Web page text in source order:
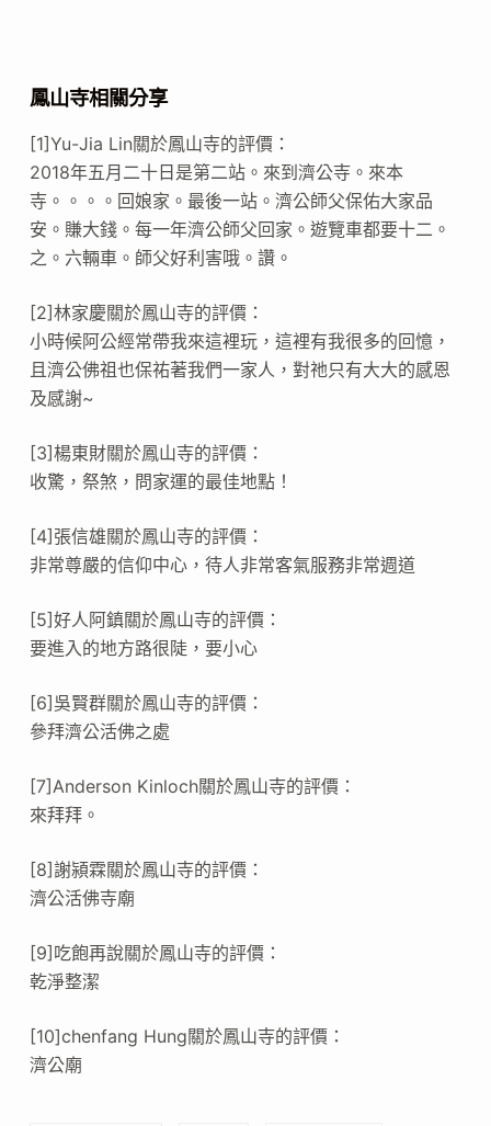
鳳山寺相關分享
[1]Yu-Jia Lin關於鳳山寺的評價：
2018年五月二十日是第二站。來到濟公寺。來本
寺。。。。回娘家。最後一站。濟公師父保佑大家品
安。賺大錢。每一年濟公師父回家。遊覽車都要十二。
之。六輛車。師父好利害哦。讚。
[2]林家慶關於鳳山寺的評價：
小時候阿公經常帶我來這裡玩，這裡有我很多的回憶，
且濟公佛祖也保祐著我們一家人，對祂只有大大的感恩
及感謝~
[3]楊東財關於鳳山寺的評價：
收驚，祭煞，問家運的最佳地點！
[4]張信雄關於鳳山寺的評價：
非常尊嚴的信仰中心，待人非常客氣服務非常週道
[5]好人阿鎮關於鳳山寺的評價：
要進入的地方路很陡，要小心
[6]吳賢群關於鳳山寺的評價：
參拜濟公活佛之處
[7]Anderson Kinloch關於鳳山寺的評價：
來拜拜。
[8]謝潁霖關於鳳山寺的評價：
濟公活佛寺廟
[9]吃飽再說關於鳳山寺的評價：
乾淨整潔
[10]chenfang Hung關於鳳山寺的評價：
濟公廟